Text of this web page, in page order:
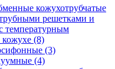
кожухотрубчатые
решетками и
температурным
кожухе (8)
(3)
(4)